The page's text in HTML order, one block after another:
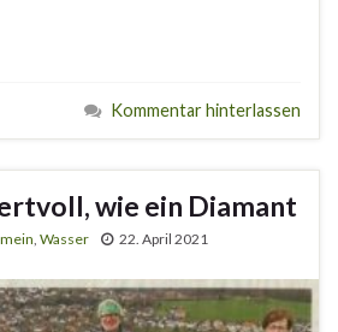
Kommentar hinterlassen
wie ein Diamant
, Wasser 22. April 2021